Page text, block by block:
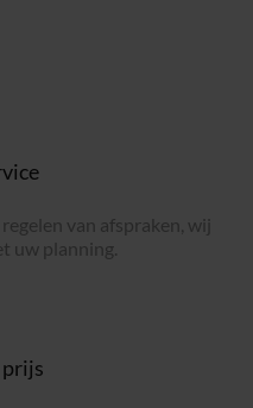
van afspraken, wij
uw planning.